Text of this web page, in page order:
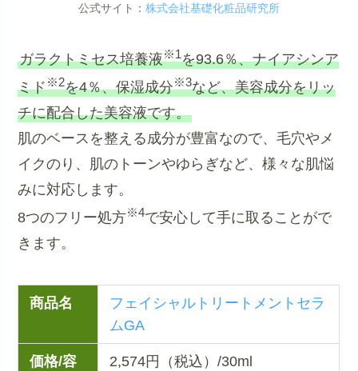
公式サイト： 株式会社基礎化粧品研究所
ガラクトミセス培養液※1を93.6％、ナイアシンア
ミド※2を4％、保湿成分※3など、美容成分をリッ
チに配合した美容液です。
肌のベースを整える成分が豊富なので、毛穴やメ
イクのり、肌のトーンやゆらぎなど、様々な肌悩
みに対応します。
8つのフリー処方※4で安心して手に取ることがで
きます。
商品名
フェイシャルトリートメントセラ
ムGA
価格/容
2,574円（税込）/30ml